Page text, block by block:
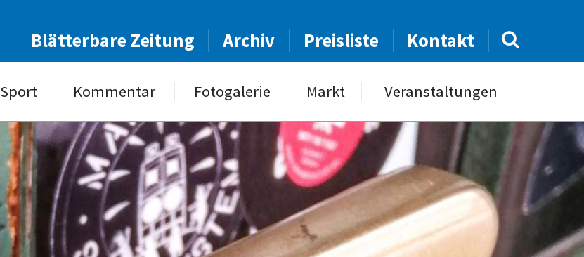
Blätterbare Zeitung Archiv Preisliste Kontakt
Sport Kommentar Fotogalerie Markt Veranstaltungen